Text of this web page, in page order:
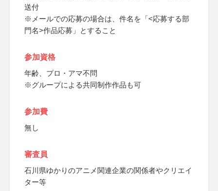
送付
※メールでの応募の場合は、件名を「<応募する部
門名>作品応募」とすること
参加資格
年齢、プロ・アマ不問
※グループによる共同制作作品も可
参加費
無し
審査員
石川県ゆかりのアニメ関連企業の関係者やクリエイ
ター等